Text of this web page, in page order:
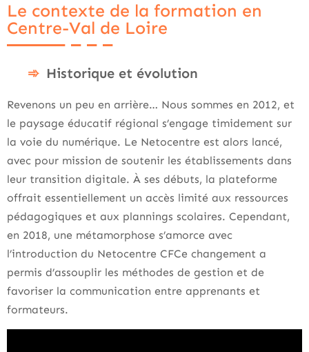
Le contexte de la formation en
Centre-Val de Loire
Historique et évolution
Revenons un peu en arrière… Nous sommes en 2012, et
le paysage éducatif régional s’engage timidement sur
la voie du numérique. Le Netocentre est alors lancé,
avec pour mission de soutenir les établissements dans
leur transition digitale. À ses débuts, la plateforme
offrait essentiellement un accès limité aux ressources
pédagogiques et aux plannings scolaires. Cependant,
en 2018, une métamorphose s’amorce avec
l’introduction du Netocentre CFCe changement a
permis d’assouplir les méthodes de gestion et de
favoriser la communication entre apprenants et
formateurs.